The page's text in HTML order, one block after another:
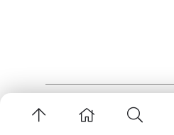
تیم اکسین مدرسانقوانین سایت